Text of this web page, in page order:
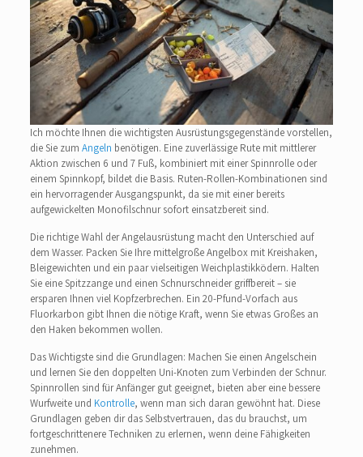
Ich möchte Ihnen die wichtigsten Ausrüstungsgegenstände vorstellen,
die Sie zum Angeln benötigen. Eine zuverlässige Rute mit mittlerer
Aktion zwischen 6 und 7 Fuß, kombiniert mit einer Spinnrolle oder
einem Spinnkopf, bildet die Basis. Ruten-Rollen-Kombinationen sind
ein hervorragender Ausgangspunkt, da sie mit einer bereits
aufgewickelten Monofilschnur sofort einsatzbereit sind.
Die richtige Wahl der Angelausrüstung macht den Unterschied auf
dem Wasser. Packen Sie Ihre mittelgroße Angelbox mit Kreishaken,
Bleigewichten und ein paar vielseitigen Weichplastikködern. Halten
Sie eine Spitzzange und einen Schnurschneider griffbereit – sie
ersparen Ihnen viel Kopfzerbrechen. Ein 20-Pfund-Vorfach aus
Fluorkarbon gibt Ihnen die nötige Kraft, wenn Sie etwas Großes an
den Haken bekommen wollen.
Das Wichtigste sind die Grundlagen: Machen Sie einen Angelschein
und lernen Sie den doppelten Uni-Knoten zum Verbinden der Schnur.
Spinnrollen sind für Anfänger gut geeignet, bieten aber eine bessere
Wurfweite und Kontrolle, wenn man sich daran gewöhnt hat. Diese
Grundlagen geben dir das Selbstvertrauen, das du brauchst, um
fortgeschrittenere Techniken zu erlernen, wenn deine Fähigkeiten
zunehmen.